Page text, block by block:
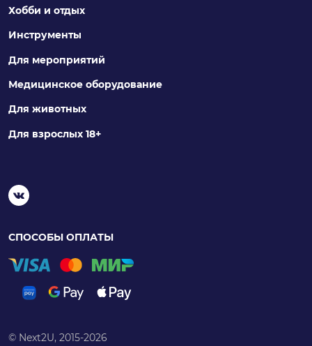
Хобби и отдых
Инструменты
Для мероприятий
Медицинское оборудование
Для животных
Для взрослых 18+
СПОСОБЫ ОПЛАТЫ
© Next2U, 2015-2026